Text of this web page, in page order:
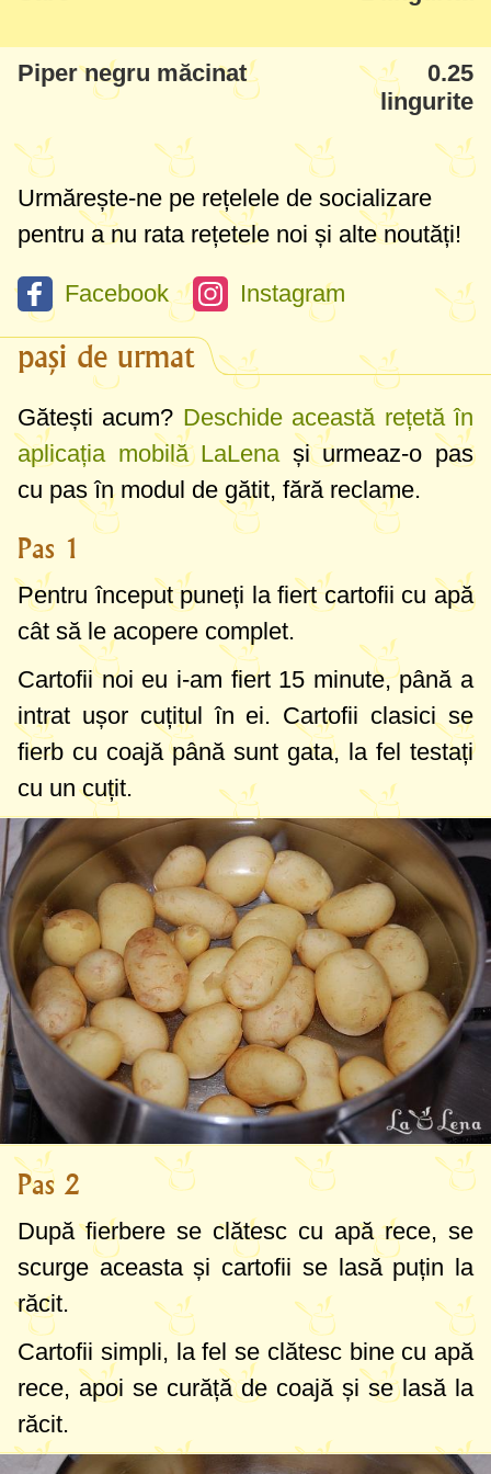
Piper negru măcinat
0.25
lingurite
Urmărește-ne pe rețelele de socializare
pentru a nu rata rețetele noi și alte noutăți!
Facebook Instagram
pași de urmat
Gătești acum? Deschide această rețetă în
aplicația mobilă LaLena și urmeaz-o pas
cu pas în modul de gătit, fără reclame.
Pas 1
Pentru început puneți la fiert cartofii cu apă
cât să le acopere complet.
Cartofii noi eu i-am fiert 15 minute, până a
intrat ușor cuțitul în ei. Cartofii clasici se
fierb cu coajă până sunt gata, la fel testați
cu un cuțit.
Pas 2
După fierbere se clătesc cu apă rece, se
scurge aceasta și cartofii se lasă puțin la
răcit.
Cartofii simpli, la fel se clătesc bine cu apă
rece, apoi se curăță de coajă și se lasă la
răcit.